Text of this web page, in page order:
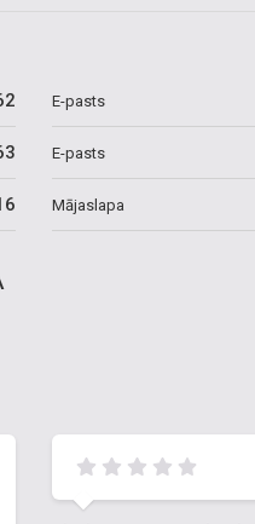
E-pasts
E-pasts
Mājaslapa